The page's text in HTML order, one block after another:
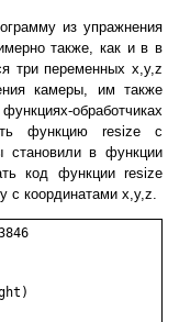
из упражнения
также, как и в в
три переменных x,y,z
камеры, им также
обработчиках
функцию resize с
становили в функции
код функции resize
с координатами x,y,z.